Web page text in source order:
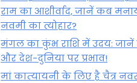
राम का आशीर्वाद, जानें कब
नवमी का त्योहार?
मंगल का कुंभ राशि में उदय: जानें
और देश-दुनिया पर प्रभाव!
मां कात्‍यायनी के लिए है चैत्र